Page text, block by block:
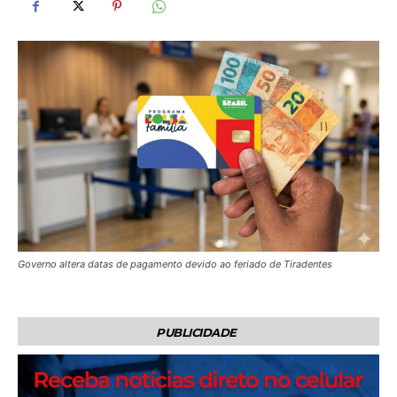
Governo altera datas de pagamento devido ao feriado de Tiradentes
PUBLICIDADE